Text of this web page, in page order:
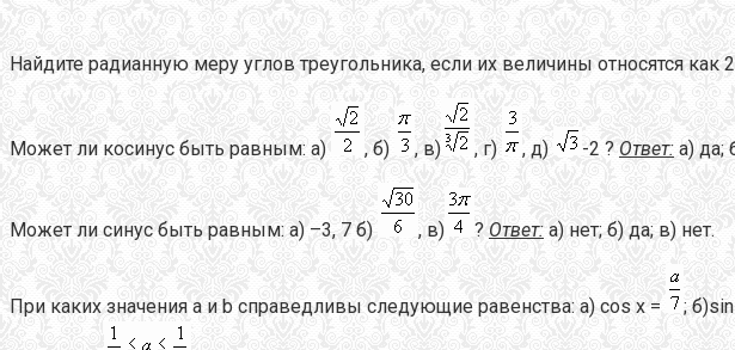
Найдите радианную меру углов треугольника, если их величины относятся как
Может ли косинус быть равным: а) , б) , в) , г) , д) -2 ? Ответ: а) да;
Может ли синус быть равным: а) –3, 7 б) , в) ? Ответ: а) нет; б) да; в) нет.
При каких значения a и b справедливы следующие равенства: а) cos x = ;